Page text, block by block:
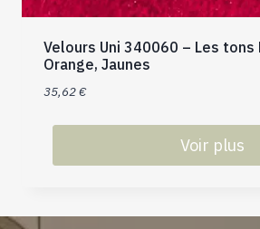
Velours Uni 340060 – Les tons
Orange, Jaunes
35,62€
Voir plus
a